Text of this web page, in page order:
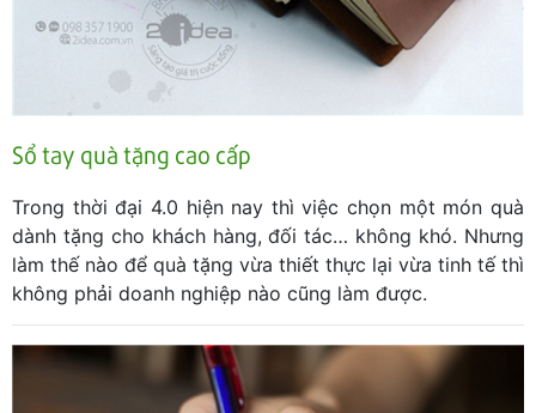
Sổ tay quà tặng cao cấp
Trong thời đại 4.0 hiện nay thì việc chọn một món quà
dành tặng cho khách hàng, đối tác… không khó. Nhưng
làm thế nào để quà tặng vừa thiết thực lại vừa tinh tế thì
không phải doanh nghiệp nào cũng làm được.
Bật mí cho các doanh nghiệp một món quà không quá
xa lạ với mọi người nhưng có thể đáp ứng hầu hết các
tiêu chí mà doanh nghiệp bạn mong muốn một sản